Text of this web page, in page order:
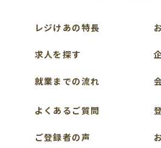
レジけあの特長
求人を探す
就業までの流れ
よくあるご質問
ご登録者の声